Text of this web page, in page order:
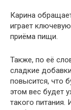
Карина
играет
приёма пищи.
Также, по её
сладкие
повысится, что
этом вес будет
такого питания.